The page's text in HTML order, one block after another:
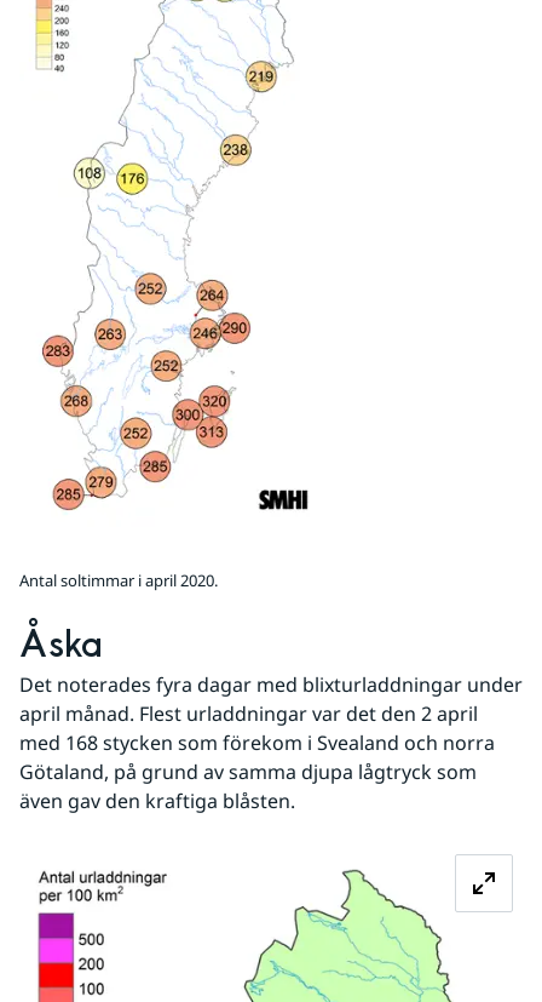
Antal soltimmar i april 2020.
Åska
Det noterades fyra dagar med blixturladdningar under
april månad. Flest urladdningar var det den 2 april
med 168 stycken som förekom i Svealand och norra
Götaland, på grund av samma djupa lågtryck som
även gav den kraftiga blåsten.